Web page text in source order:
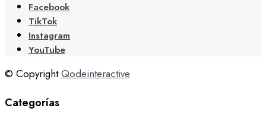
Facebook
TikTok
Instagram
YouTube
© CopyrightQodeinteractive
Categorías